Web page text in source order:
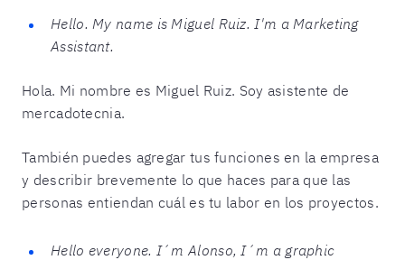
Hello. My name is Miguel Ruiz. I'm a Marketing
Assistant.
Hola. Mi nombre es Miguel Ruiz. Soy asistente de
mercadotecnia.
También puedes agregar tus funciones en la empresa
y describir brevemente lo que haces para que las
personas entiendan cuál es tu labor en los proyectos.
Hello everyone. I´m Alonso, I´m a graphic